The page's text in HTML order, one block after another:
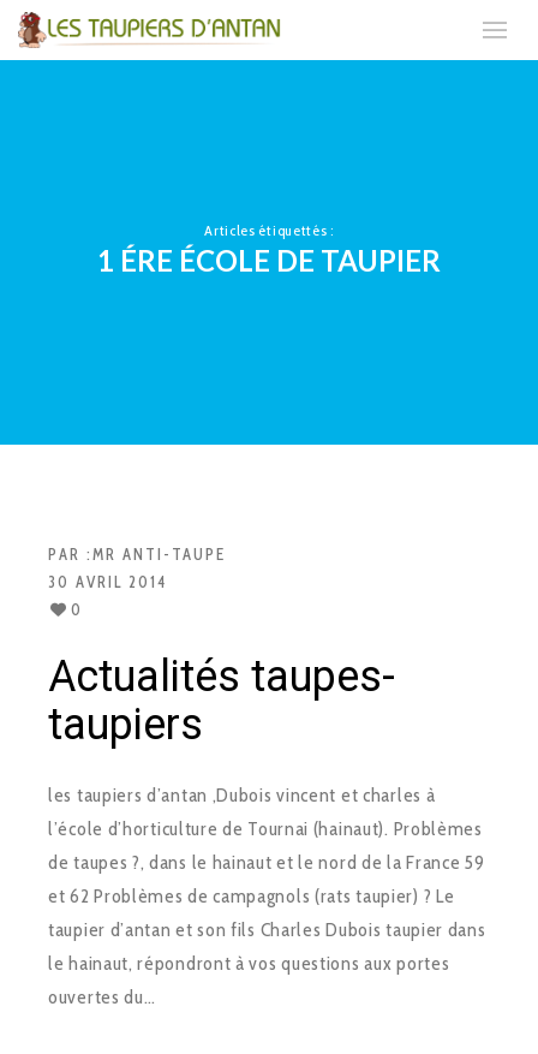
Articles étiquettés :
1 ÉRE ÉCOLE DE TAUPIER
PAR :MR ANTI-TAUPE
30 AVRIL 2014
0
Actualités taupes-
taupiers
les taupiers d’antan ,Dubois vincent et charles à
l’école d’horticulture de Tournai (hainaut). Problèmes
de taupes ?, dans le hainaut et le nord de la France 59
et 62 Problèmes de campagnols (rats taupier) ? Le
taupier d’antan et son fils Charles Dubois taupier dans
le hainaut, répondront à vos questions aux portes
ouvertes du…